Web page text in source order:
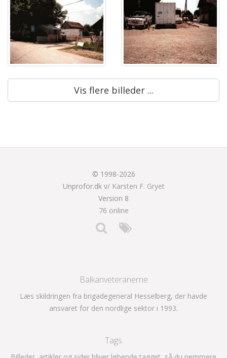
Vis flere billeder ...
© 1998-2026
Unprofor.dk v/ Karsten F. Gryet
Version 8
76 online
Balkanveteranerne
Læs skildringen fra brigadegeneral Hesselberg, der havde
ansvaret for den nordlige sektor i 1993.
Tags